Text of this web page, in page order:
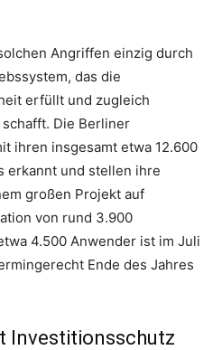
Angriffen einzig durch
das die
erfüllt und zugleich
Die Berliner
ihren insgesamt etwa 12.600
erkannt und stellen ihre
großen Projekt auf
von rund 3.900
4.500 Anwender ist im Juli
Ende des Jahres
Investitionsschutz